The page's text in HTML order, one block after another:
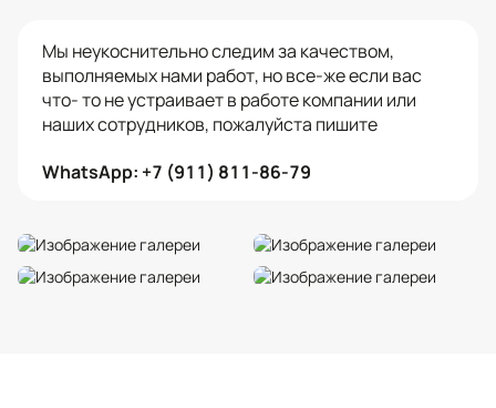
Мы неукоснительно следим за качеством,
выполняемых нами работ, но все-же если вас
что- то не устраивает в работе компании или
наших сотрудников, пожалуйста пишите
WhatsApp: +7 (911) 811-86-79